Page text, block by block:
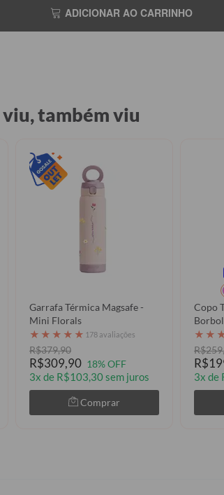
ADICIONAR AO CARRINHO
viu, também viu
Garrafa Térmica Magsafe -
Mini Florals
★ ★ ★ ★ ★ 178 avaliações
R$379,90
R$309,90 18% OFF
3x de R$103,30 sem juros
Comprar
Copo
★ ★
3x de